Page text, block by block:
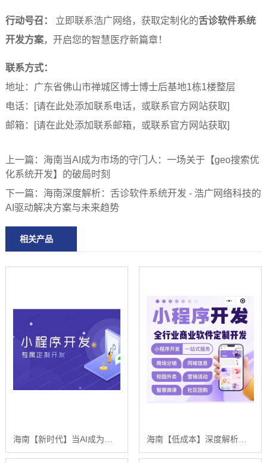
行动号召： 立即联系浩广网络，获取定制化的舌诊软件系统
开发方案，开启您的智慧医疗新篇章！
联系方式：
地址：广东省佛山市禅城区博士博士后基地1栋1楼整层
电话：[请在此处添加联系电话，或联系官方网站获取]
邮箱：[请在此处添加联系邮箱，或联系官方网站获取]
上一篇： 海南当AI成为市场的守门人：一场关于【geo搜索优
化系统开发】的破局时刻
下一篇： 海南深度解析：舌诊软件系统开发 - 浩广网络科技的
AI驱动解决方案与未来趋势
相关产品
海南【低成本】深度解析：舌诊软件系统开发——技术、挑战与浩广网络的AI驱动解决方案【是什么?】